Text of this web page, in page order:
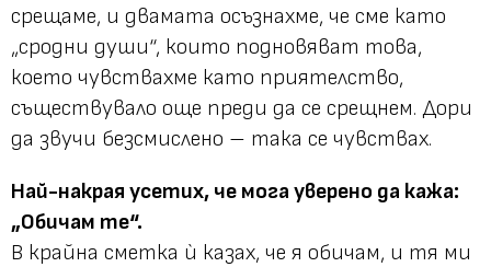
срещаме, и двамата осъзнахме, че сме като
„сродни души“, които подновяват това,
което чувствахме като приятелство,
съществувало още преди да се срещнем. Дори
да звучи безсмислено – така се чувствах.
Най-накрая усетих, че мога уверено да кажа:
„Обичам те“.
В крайна сметка ѝ казах, че я обичам, и тя ми